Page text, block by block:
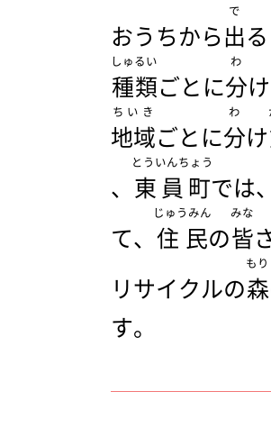
おうちから出
で
種類
しゅるい
ごとに分
わ
地域
ちいき
ごとに分
わ
け
、 東員町
とういんちょう
では
て、 住民
じゅうみん
の皆
みな
リサイクルの森
もり
す。